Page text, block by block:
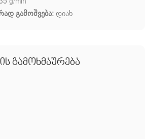
გამოშვება: დიახ
გამოხმაურება